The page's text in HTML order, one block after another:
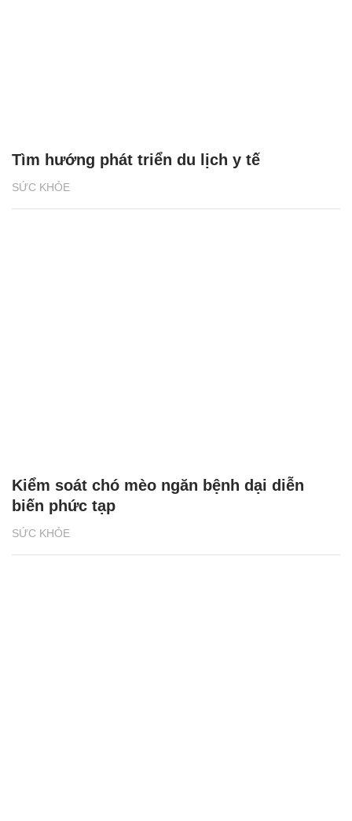
SỨC KHỎE
Tìm hướng phát triển du lịch y tế
SỨC KHỎE
Kiểm soát chó mèo ngăn bệnh dại diễn
biến phức tạp